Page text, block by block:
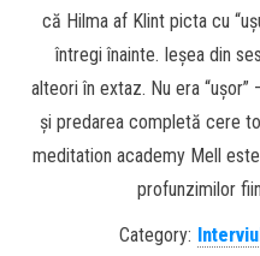
că Hilma af Klint picta cu
întregi înainte. Ieșea din
alteori în extaz. Nu era
și predarea completă cere
meditation academy Mell
profunzimilor
Category: